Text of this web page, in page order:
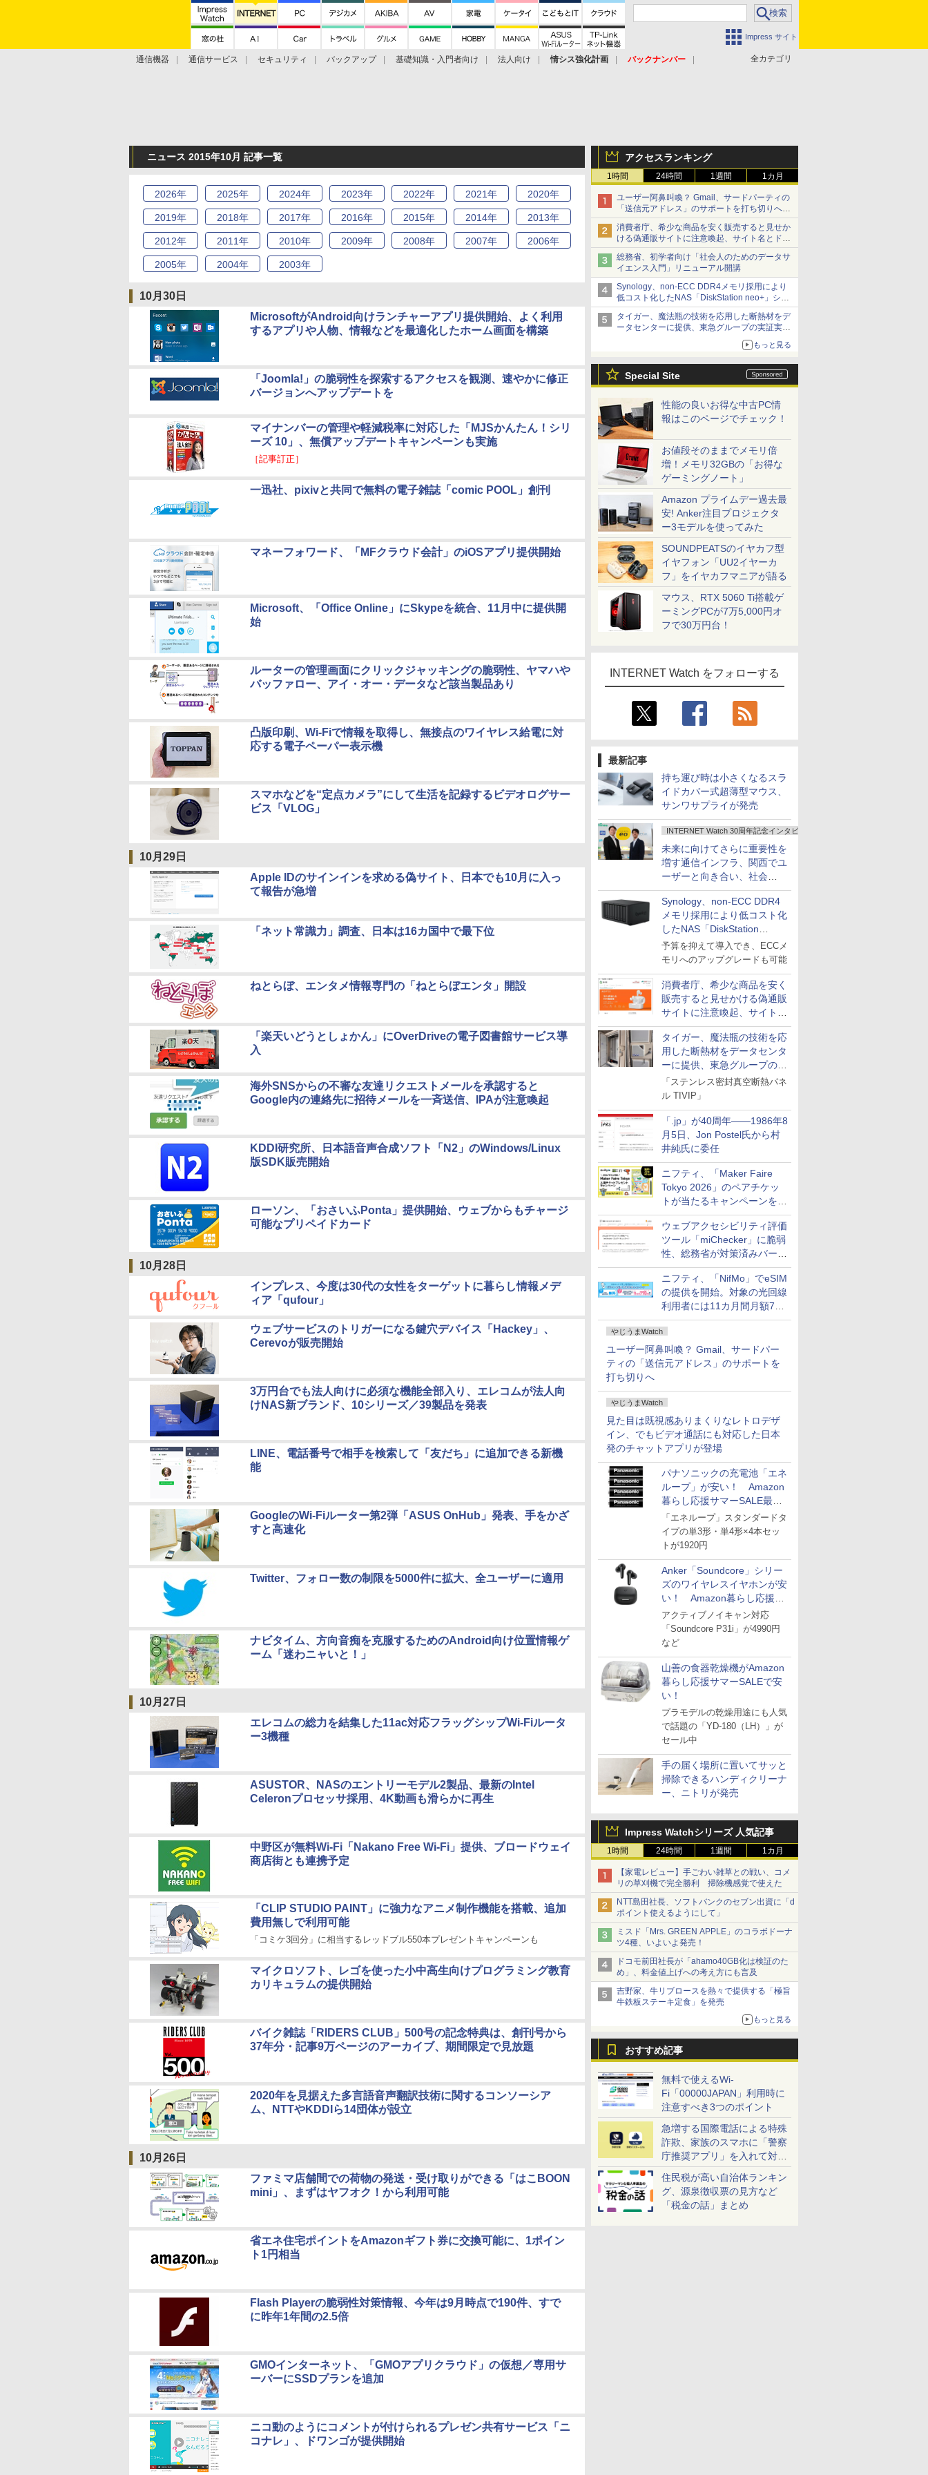
Impress サイト
全カテゴリ
通信機器 通信サービス セキュリティ バックアップ 基礎知識・入門者向け 法人向け 情シス強化計画
バックナンバー
アクセスランキング
1時間 24時間 1週間 1カ月
ユーザー阿鼻叫喚？ Gmail、サードパーティの
「送信元アドレス」のサポートを打ち切りへ
【やじうまWatch】
消費者庁、希少な商品を安く販売すると見せか
ける偽通販サイトに注意喚起、サイト名とドメ
イン名を公表
総務省、初学者向け「社会人のためのデータサ
イエンス入門」リニューアル開講
Synology、non-ECC DDR4メモリ採用により
低コスト化したNAS「DiskStation neo+」シリ
ーズ 予算を抑えて導入でき、ECCメモリへの
アップグレードも可能
タイガー、魔法瓶の技術を応用した断熱材をデ
ータセンターに提供、東急グループの実証実験
で 「ステンレス密封真空断熱パネル TIVIP」
もっと見る
Special Site
性能の良いお得な中古PC情
報はこのページでチェック！
お値段そのままでメモリ倍
増！メモリ32GBの「お得な
ゲーミングノート」
Amazon プライムデー過去最
安! Anker注目プロジェクタ
ー3モデルを使ってみた
SOUNDPEATSのイヤカフ型
イヤフォン「UU2イヤーカ
フ」をイヤカフマニアが語る
マウス、RTX 5060 Ti搭載ゲ
ーミングPCが7万5,000円オ
フで30万円台！
INTERNET Watch をフォローする
最新記事
持ち運び時は小さくなるスラ
イドカバー式超薄型マウス、
サンワサプライが発売
INTERNET Watch 30周年記念インタビュー
未来に向けてさらに重要性を
増す通信インフラ、関西でユ
ーザーと向き合い、社会
の“あたらしい”を起動し続け
る～オプテージ
Synology、non-ECC DDR4
メモリ採用により低コスト化
したNAS「DiskStation
neo+」シリーズ
予算を抑えて導入でき、ECCメ
モリへのアップグレードも可能
消費者庁、希少な商品を安く
販売すると見せかける偽通販
サイトに注意喚起、サイト名
とドメイン名を公表
タイガー、魔法瓶の技術を応
用した断熱材をデータセンタ
ーに提供、東急グループの実
証実験で
「ステンレス密封真空断熱パネ
ル TIVIP」
「.jp」が40周年――1986年8
月5日、Jon Postel氏から村
井純氏に委任
ニフティ、「Maker Faire
Tokyo 2026」のペアチケッ
トが当たるキャンペーンをX
で実施。8月16日まで
ウェブアクセシビリティ評価
ツール「miChecker」に脆弱
性、総務省が対策済みバージ
ョンへの更新を呼び掛け
ニフティ、「NifMo」でeSIM
の提供を開始。対象の光回線
利用者には11カ月間月額770
円割引のキャンペーン
やじうまWatch
ユーザー阿鼻叫喚？ Gmail、サードパー
ティの「送信元アドレス」のサポートを
打ち切りへ
やじうまWatch
見た目は既視感ありまくりなレトロデザ
イン、でもビデオ通話にも対応した日本
発のチャットアプリが登場
パナソニックの充電池「エネ
ループ」が安い！ Amazon
暮らし応援サマーSALE最終
日
「エネループ」スタンダードタ
イプの単3形・単4形×4本セッ
トが1920円
Anker「Soundcore」シリー
ズのワイヤレスイヤホンが安
い！ Amazon暮らし応援サ
マーSALE
アクティブノイキャン対応
「Soundcore P31i」が4990円
など
山善の食器乾燥機がAmazon
暮らし応援サマーSALEで安
い！
プラモデルの乾燥用途にも人気
で話題の「YD-180（LH）」が
セール中
手の届く場所に置いてサッと
掃除できるハンディクリーナ
ー、ニトリが発売
Impress Watchシリーズ 人気記事
1時間 24時間 1週間 1カ月
【家電レビュー】手ごわい雑草との戦い、コメ
リの草刈機で完全勝利 掃除機感覚で使えた
NTT島田社長、ソフトバンクのセブン出資に「d
ポイント使えるようにして」
ミスド「Mrs. GREEN APPLE」のコラボドーナ
ツ4種、いよいよ発売！
ドコモ前田社長が「ahamo40GB化は検証のた
め」、料金値上げへの考え方にも言及
吉野家、牛リブロースを熱々で提供する「極旨
牛鉄板ステーキ定食」を発売
もっと見る
おすすめ記事
無料で使えるWi-
Fi「00000JAPAN」利用時に
注意すべき3つのポイント
急増する国際電話による特殊
詐欺、家族のスマホに「警察
庁推奨アプリ」を入れて対策
しよう！
住民税が高い自治体ランキン
グ、源泉徴収票の見方など
「税金の話」まとめ
ニュース 2015年10月 記事一覧
2026年 2025年 2024年 2023年 2022年 2021年 2020年
2019年 2018年 2017年 2016年 2015年 2014年 2013年
2012年 2011年 2010年 2009年 2008年 2007年 2006年
2005年 2004年 2003年
10月30日
MicrosoftがAndroid向けランチャーアプリ提供開始、よく利用
するアプリや人物、情報などを最適化したホーム画面を構築
「Joomla!」の脆弱性を探索するアクセスを観測、速やかに修正
バージョンへアップデートを
マイナンバーの管理や軽減税率に対応した「MJSかんたん！シリ
ーズ 10」、無償アップデートキャンペーンも実施
［記事訂正］
一迅社、pixivと共同で無料の電子雑誌「comic POOL」創刊
マネーフォワード、「MFクラウド会計」のiOSアプリ提供開始
Microsoft、「Office Online」にSkypeを統合、11月中に提供開
始
ルーターの管理画面にクリックジャッキングの脆弱性、ヤマハや
バッファロー、アイ・オー・データなど該当製品あり
凸版印刷、Wi-Fiで情報を取得し、無接点のワイヤレス給電に対
応する電子ペーパー表示機
スマホなどを“定点カメラ”にして生活を記録するビデオログサー
ビス「VLOG」
10月29日
Apple IDのサインインを求める偽サイト、日本でも10月に入っ
て報告が急増
「ネット常識力」調査、日本は16カ国中で最下位
ねとらぼ、エンタメ情報専門の「ねとらぼエンタ」開設
「楽天いどうとしょかん」にOverDriveの電子図書館サービス導
入
海外SNSからの不審な友達リクエストメールを承認すると
Google内の連絡先に招待メールを一斉送信、IPAが注意喚起
KDDI研究所、日本語音声合成ソフト「N2」のWindows/Linux
版SDK販売開始
ローソン、「おさいふPonta」提供開始、ウェブからもチャージ
可能なプリペイドカード
10月28日
インプレス、今度は30代の女性をターゲットに暮らし情報メデ
ィア「qufour」
ウェブサービスのトリガーになる鍵穴デバイス「Hackey」、
Cerevoが販売開始
3万円台でも法人向けに必須な機能全部入り、エレコムが法人向
けNAS新ブランド、10シリーズ／39製品を発表
LINE、電話番号で相手を検索して「友だち」に追加できる新機
能
GoogleのWi-Fiルーター第2弾「ASUS OnHub」発表、手をかざ
すと高速化
Twitter、フォロー数の制限を5000件に拡大、全ユーザーに適用
ナビタイム、方向音痴を克服するためのAndroid向け位置情報ゲ
ーム「迷わニャいと！」
10月27日
エレコムの総力を結集した11ac対応フラッグシップWi-Fiルータ
ー3機種
ASUSTOR、NASのエントリーモデル2製品、最新のIntel
Celeronプロセッサ採用、4K動画も滑らかに再生
中野区が無料Wi-Fi「Nakano Free Wi-Fi」提供、ブロードウェイ
商店街とも連携予定
「CLIP STUDIO PAINT」に強力なアニメ制作機能を搭載、追加
費用無しで利用可能
「コミケ3回分」に相当するレッドブル550本プレゼントキャンペーンも
マイクロソフト、レゴを使った小中高生向けプログラミング教育
カリキュラムの提供開始
バイク雑誌「RIDERS CLUB」500号の記念特典は、創刊号から
37年分・記事9万ページのアーカイブ、期間限定で見放題
2020年を見据えた多言語音声翻訳技術に関するコンソーシア
ム、NTTやKDDIら14団体が設立
10月26日
ファミマ店舗間での荷物の発送・受け取りができる「はこBOON
mini」、まずはヤフオク！から利用可能
省エネ住宅ポイントをAmazonギフト券に交換可能に、1ポイン
ト1円相当
Flash Playerの脆弱性対策情報、今年は9月時点で190件、すで
に昨年1年間の2.5倍
GMOインターネット、「GMOアプリクラウド」の仮想／専用サ
ーバーにSSDプランを追加
ニコ動のようにコメントが付けられるプレゼン共有サービス「ニ
コナレ」、ドワンゴが提供開始